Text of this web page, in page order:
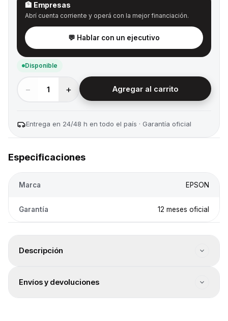
🏦 Empresas
Abrí cuenta corriente y operá con la mejor financiación.
💬 Hablar con un ejecutivo
Disponible
− 1 + Agregar al carrito
Entrega en 24/48 h en todo el país · Garantía oficial
Especificaciones
Marca EPSON
Garantía 12 meses oficial
Descripción
Volumen (ml): 65. Impresoras compatibles: 3210, 3250,
Envíos y devoluciones